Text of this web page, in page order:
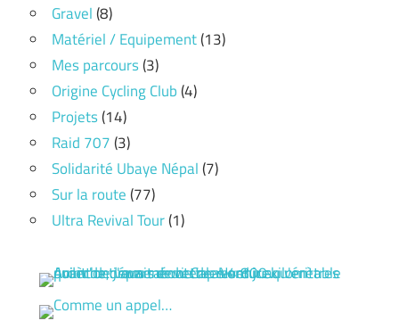
Gravel(8)
Matériel / Equipement(13)
Mes parcours(3)
Origine Cycling Club(4)
Projets(14)
Raid 707(3)
Solidarité Ubaye Népal(7)
Sur la route(77)
Ultra Revival Tour(1)